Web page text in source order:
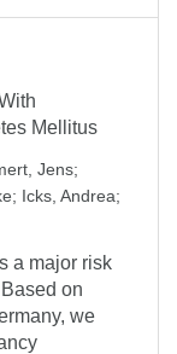
Mellitus
Jens;
; Icks, Andrea;
a major risk
on
we